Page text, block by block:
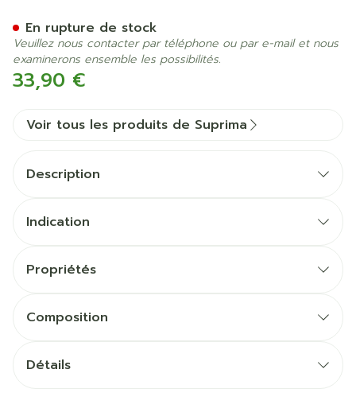
33,90 €
En rupture de stock
Veuillez nous contacter par téléphone ou par e-mail et nous
examinerons ensemble les possibilités.
Voir tous les produits de Suprima
Description
Indication
Propriétés
Fermeture
Coloris
Composition
Détails